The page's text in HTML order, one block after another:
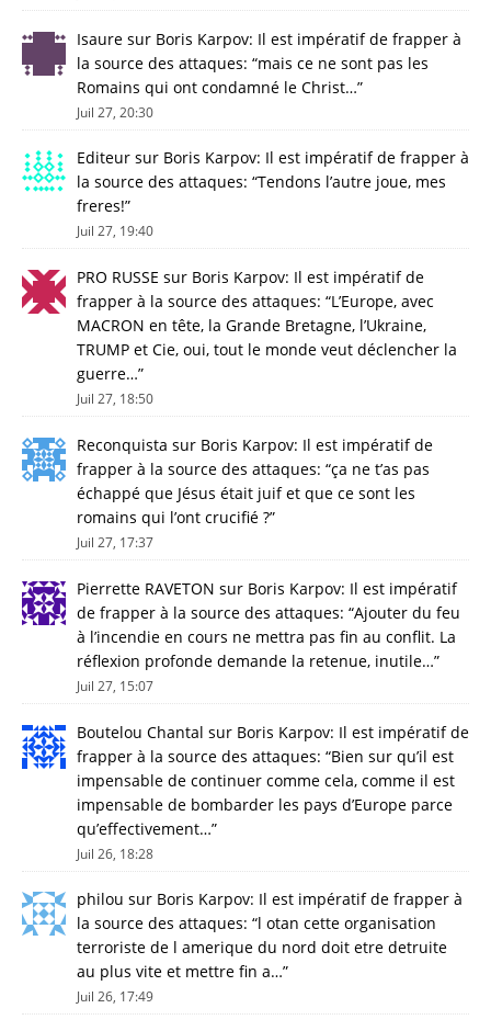
Isaure sur Boris Karpov: Il est impératif de frapper à
la source des attaques: “mais ce ne sont pas les
Romains qui ont condamné le Christ…”
Juil 27, 20:30
Editeur sur Boris Karpov: Il est impératif de frapper à
la source des attaques: “Tendons l’autre joue, mes
freres!”
Juil 27, 19:40
PRO RUSSE sur Boris Karpov: Il est impératif de
frapper à la source des attaques: “L’Europe, avec
MACRON en tête, la Grande Bretagne, l’Ukraine,
TRUMP et Cie, oui, tout le monde veut déclencher la
guerre…”
Juil 27, 18:50
Reconquista sur Boris Karpov: Il est impératif de
frapper à la source des attaques: “ça ne t’as pas
échappé que Jésus était juif et que ce sont les
romains qui l’ont crucifié ?”
Juil 27, 17:37
Pierrette RAVETON sur Boris Karpov: Il est impératif
de frapper à la source des attaques: “Ajouter du feu
à l’incendie en cours ne mettra pas fin au conflit. La
réflexion profonde demande la retenue, inutile…”
Juil 27, 15:07
Boutelou Chantal sur Boris Karpov: Il est impératif de
frapper à la source des attaques: “Bien sur qu’il est
impensable de continuer comme cela, comme il est
impensable de bombarder les pays d’Europe parce
qu’effectivement…”
Juil 26, 18:28
philou sur Boris Karpov: Il est impératif de frapper à
la source des attaques: “l otan cette organisation
terroriste de l amerique du nord doit etre detruite
au plus vite et mettre fin a…”
Juil 26, 17:49